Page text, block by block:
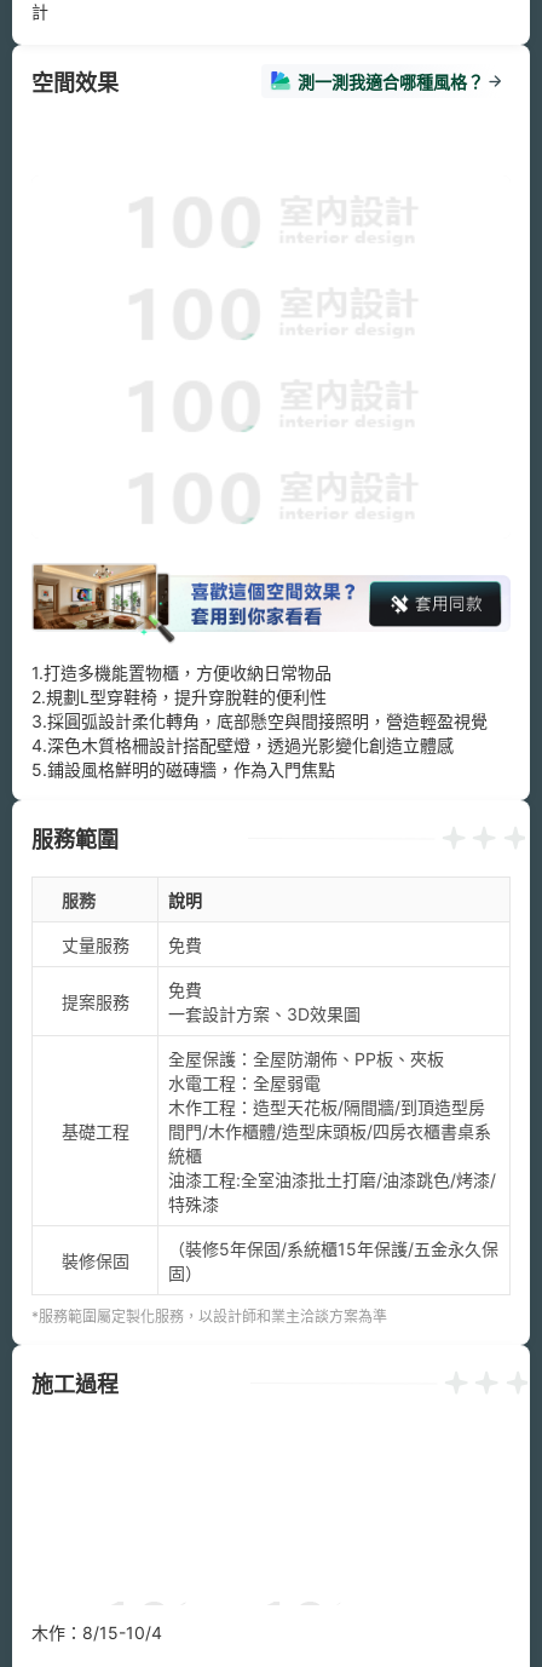
計
空間效果 測一測我適合哪種風格？
1.打造多機能置物櫃，方便收納日常物品
2.規劃L型穿鞋椅，提升穿脫鞋的便利性
3.採圓弧設計柔化轉角，底部懸空與間接照明，營造輕盈視覺
4.深色木質格柵設計搭配壁燈，透過光影變化創造立體感
5.鋪設風格鮮明的磁磚牆，作為入門焦點
服務範圍
服務 說明
丈量服務 免費
提案服務
免費
一套設計方案、3D效果圖
基礎工程
全屋保護：全屋防潮佈、PP板、夾板
水電工程：全屋弱電
木作工程：造型天花板/隔間牆/到頂造型房
間門/木作櫃體/造型床頭板/四房衣櫃書桌系
統櫃
油漆工程:全室油漆批土打磨/油漆跳色/烤漆/
特殊漆
裝修保固
（裝修5年保固/系統櫃15年保護/五金永久保
固）
*服務範圍屬定製化服務，以設計師和業主洽談方案為準
施工過程
木作：8/15-10/4